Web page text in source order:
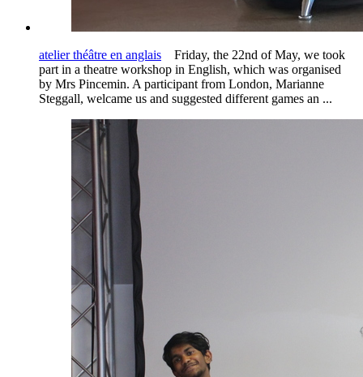
atelier théâtre en anglais
Friday, the 22nd of May, we took
part in a theatre workshop in English, which was organised
by Mrs Pincemin. A participant from London, Marianne
Steggall, welcame us and suggested different games an ...